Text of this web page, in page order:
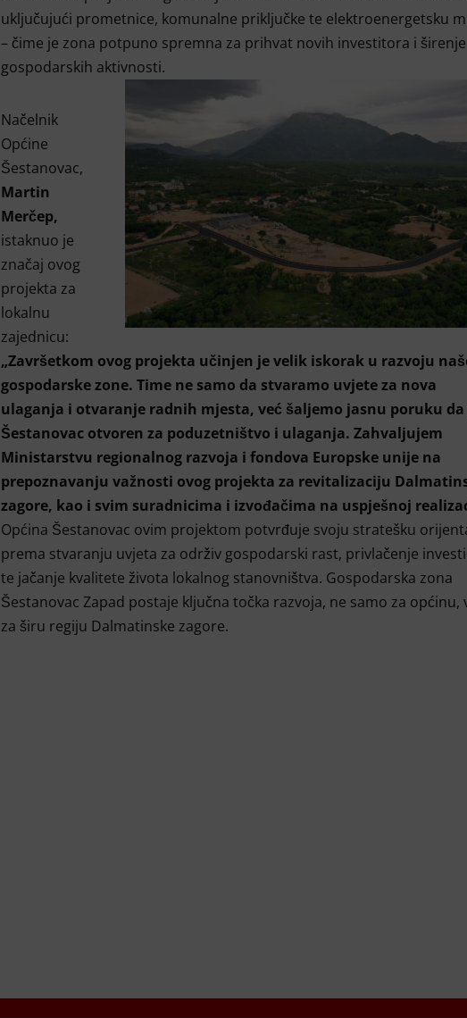
uključujući prometnice, komunalne priključke te elektroenergetsku
– čime je zona potpuno spremna za prihvat novih investitora i širenje
gospodarskih aktivnosti.
Načelnik
Općine
Šestanovac,
Martin
Merčep,
istaknuo je
značaj ovog
projekta za
lokalnu
zajednicu:
„Završetkom ovog projekta učinjen je velik iskorak u razvoju
gospodarske zone. Time ne samo da stvaramo uvjete za nova
ulaganja i otvaranje radnih mjesta, već šaljemo jasnu poruku da
Šestanovac otvoren za poduzetništvo i ulaganja. Zahvaljujem
Ministarstvu regionalnog razvoja i fondova Europske unije na
prepoznavanju važnosti ovog projekta za revitalizaciju
zagore, kao i svim suradnicima i izvođačima na uspješnoj
Općina Šestanovac ovim projektom potvrđuje svoju stratešku
prema stvaranju uvjeta za održiv gospodarski rast, privlačenje
te jačanje kvalitete života lokalnog stanovništva. Gospodarska zona
Šestanovac Zapad postaje ključna točka razvoja, ne samo za općinu,
za širu regiju Dalmatinske zagore.